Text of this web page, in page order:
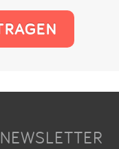
NEWSLETTER